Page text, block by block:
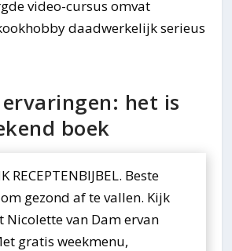
video-cursus omvat
daadwerkelijk serieus
ervaringen: het is
boek
RECEPTENBIJBEL. Beste
gezond af te vallen. Kijk
Nicolette van Dam ervan
gratis weekmenu,